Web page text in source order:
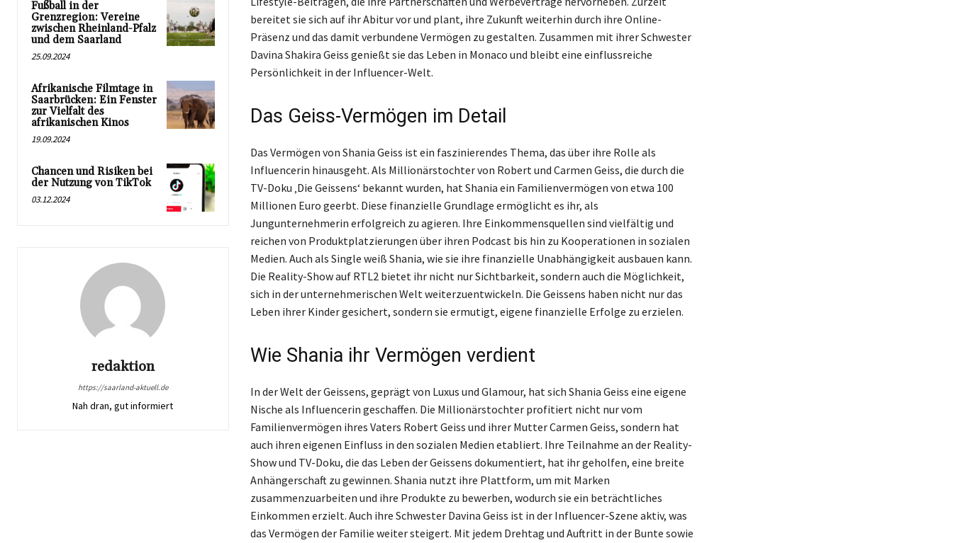
Fußball in der
Grenzregion: Vereine
zwischen Rheinland-Pfalz
und dem Saarland
25.09.2024
Afrikanische Filmtage in
Saarbrücken: Ein Fenster
zur Vielfalt des
afrikanischen Kinos
19.09.2024
Chancen und Risiken bei
der Nutzung von TikTok
03.12.2024
redaktion
https://saarland-aktuell.de
Nah dran, gut informiert
bereitet sie sich auf ihr Abitur vor und plant, ihre Zukunft weiterhin durch ihre Online-
Präsenz und das damit verbundene Vermögen zu gestalten. Zusammen mit ihrer Schwester
Davina Shakira Geiss genießt sie das Leben in Monaco und bleibt eine einflussreiche
Persönlichkeit in der Influencer-Welt.
Das Geiss-Vermögen im Detail
Das Vermögen von Shania Geiss ist ein faszinierendes Thema, das über ihre Rolle als
Influencerin hinausgeht. Als Millionärstochter von Robert und Carmen Geiss, die durch die
TV-Doku ‚Die Geissens‘ bekannt wurden, hat Shania ein Familienvermögen von etwa 100
Millionen Euro geerbt. Diese finanzielle Grundlage ermöglicht es ihr, als
Jungunternehmerin erfolgreich zu agieren. Ihre Einkommensquellen sind vielfältig und
reichen von Produktplatzierungen über ihren Podcast bis hin zu Kooperationen in sozialen
Medien. Auch als Single weiß Shania, wie sie ihre finanzielle Unabhängigkeit ausbauen kann.
Die Reality-Show auf RTL2 bietet ihr nicht nur Sichtbarkeit, sondern auch die Möglichkeit,
sich in der unternehmerischen Welt weiterzuentwickeln. Die Geissens haben nicht nur das
Leben ihrer Kinder gesichert, sondern sie ermutigt, eigene finanzielle Erfolge zu erzielen.
Wie Shania ihr Vermögen verdient
In der Welt der Geissens, geprägt von Luxus und Glamour, hat sich Shania Geiss eine eigene
Nische als Influencerin geschaffen. Die Millionärstochter profitiert nicht nur vom
Familienvermögen ihres Vaters Robert Geiss und ihrer Mutter Carmen Geiss, sondern hat
auch ihren eigenen Einfluss in den sozialen Medien etabliert. Ihre Teilnahme an der Reality-
Show und TV-Doku, die das Leben der Geissens dokumentiert, hat ihr geholfen, eine breite
Anhängerschaft zu gewinnen. Shania nutzt ihre Plattform, um mit Marken
zusammenzuarbeiten und ihre Produkte zu bewerben, wodurch sie ein beträchtliches
Einkommen erzielt. Auch ihre Schwester Davina Geiss ist in der Influencer-Szene aktiv, was
das Vermögen der Familie weiter steigert. Mit jedem Drehtag und Auftritt in der Bunte sowie